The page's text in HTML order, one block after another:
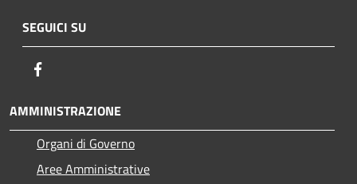
SEGUICI SU
AMMINISTRAZIONE
Organi di Governo
Aree Amministrative